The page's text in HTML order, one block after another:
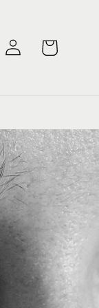
Iniciar
sesión
Carrito